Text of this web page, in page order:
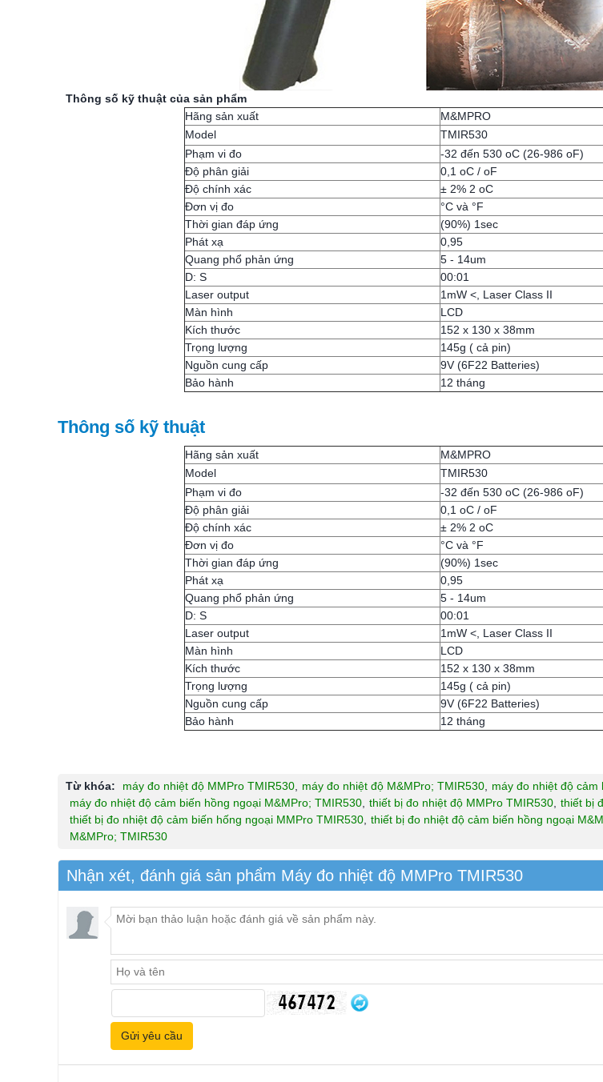
Thông số kỹ thuật của sản phẩm
Hãng sản xuất
M&MPRO
Model
TMIR530
Phạm vi đo
-32 đến 530 oC (26-986 oF)
Độ phân giải
0,1 oC / oF
Độ chính xác
± 2% 2 oC
Đơn vị đo
°C và °F
Thời gian đáp ứng
(90%) 1sec
Phát xạ
0,95
Quang phổ phản ứng
5 - 14um
D: S
00:01
Laser output
1mW <, Laser Class II
Màn hình
LCD
Kích thước
152 x 130 x 38mm
Trọng lượng
145g ( cả pin)
Nguồn cung cấp
9V (6F22 Batteries)
Bảo hành
12 tháng
Thông số kỹ thuật
Hãng sản xuất
M&MPRO
Model
TMIR530
Phạm vi đo
-32 đến 530 oC (26-986 oF)
Độ phân giải
0,1 oC / oF
Độ chính xác
± 2% 2 oC
Đơn vị đo
°C và °F
Thời gian đáp ứng
(90%) 1sec
Phát xạ
0,95
Quang phổ phản ứng
5 - 14um
D: S
00:01
Laser output
1mW <, Laser Class II
Màn hình
LCD
Kích thước
152 x 130 x 38mm
Trọng lượng
145g ( cả pin)
Nguồn cung cấp
9V (6F22 Batteries)
Bảo hành
12 tháng
Từ khóa: máy đo nhiệt độ MMPro TMIR530 máy đo nhiệt độ M&MPro; TMIR530 máy đo nhiệt độ
máy đo nhiệt độ cảm biến hồng ngoại M&MPro; TMIR530 thiết bị đo nhiệt độ MMPro TMIR530 thiết bị
thiết bị đo nhiệt độ cảm biến hống ngoại MMPro TMIR530 thiết bị đo nhiệt độ cảm biến hồng ngoại
M&MPro; TMIR530
Nhận xét, đánh giá sản phẩm Máy đo nhiệt độ MMPro TMIR530